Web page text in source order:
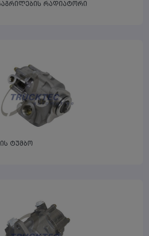
რადიატორი
ტუმბო